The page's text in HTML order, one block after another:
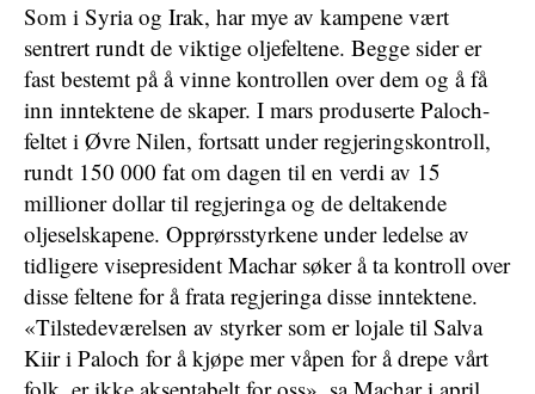
Som i Syria og Irak, har mye av kampene vært
sentrert rundt de viktige oljefeltene. Begge sider er
fast bestemt på å vinne kontrollen over dem og å få
inn inntektene de skaper. I mars produserte Paloch-
feltet i Øvre Nilen, fortsatt under regjeringskontroll,
rundt 150 000 fat om dagen til en verdi av 15
millioner dollar til regjeringa og de deltakende
oljeselskapene. Opprørsstyrkene under ledelse av
tidligere visepresident Machar søker å ta kontroll over
disse feltene for å frata regjeringa disse inntektene.
«Tilstedeværelsen av styrker som er lojale til Salva
Kiir i Paloch for å kjøpe mer våpen for å drepe vårt